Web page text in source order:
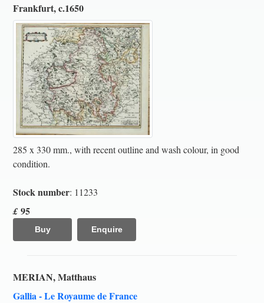
Frankfurt, c.1650
285 x 330 mm., with recent outline and wash colour, in good
condition.
Stock number: 11233
£ 95
Buy Enquire
MERIAN, Matthaus
Gallia - Le Royaume de France